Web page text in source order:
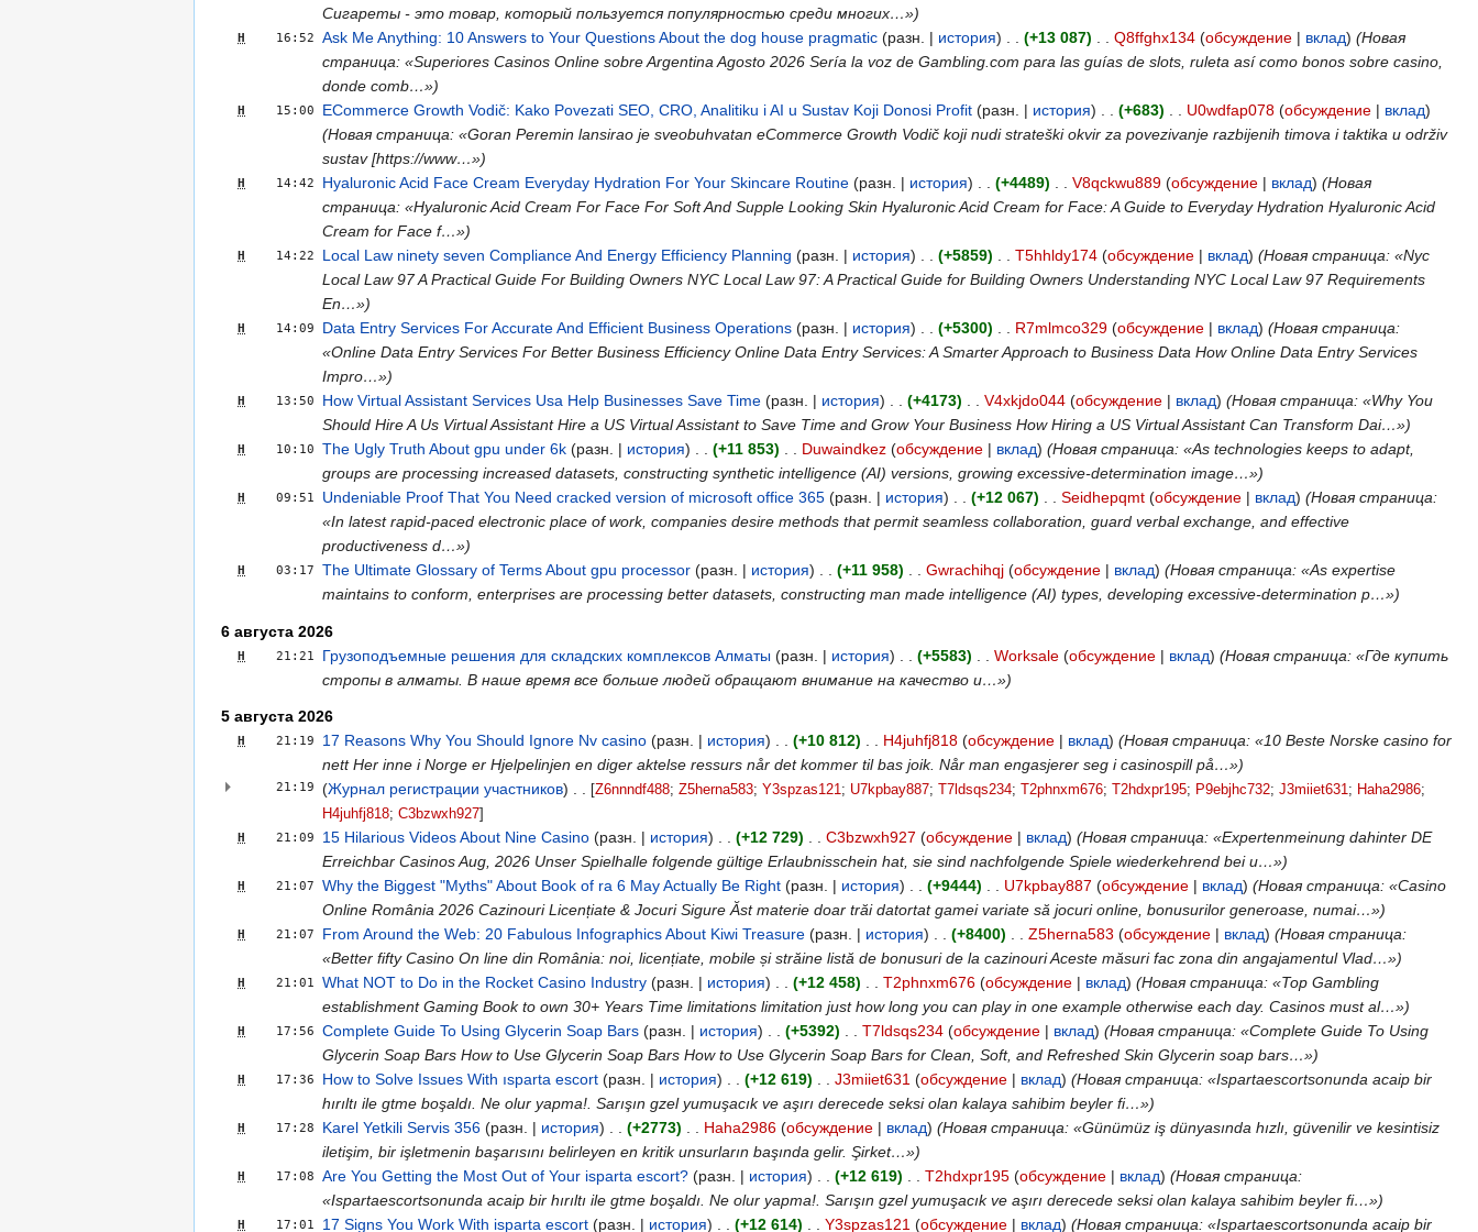
Сигареты - это товар, который пользуется популярностью среди многих…»)
Н 16:52 Ask Me Anything: 10 Answers to Your Questions About the dog house pragmatic ‎ (разн. | история) . . (+13 087) . . Q8ffghx134 (обсуждение | вклад) (Новая
страница: «Superiores Casinos Online sobre Argentina Agosto 2026 Serí­a la voz de Gambling.com para las guías de slots, ruleta así­ como bonos sobre casino,
donde comb…»)
Н 15:00 ECommerce Growth Vodič: Kako Povezati SEO, CRO, Analitiku i AI u Sustav Koji Donosi Profit ‎ (разн. | история) . . (+683) . . U0wdfap078 (обсуждение | вклад)
(Новая страница: «Goran Peremin lansirao je sveobuhvatan eCommerce Growth Vodič koji nudi strateški okvir za povezivanje razbijenih timova i taktika u održiv
sustav [https://www…»)
Н 14:42 Hyaluronic Acid Face Cream Everyday Hydration For Your Skincare Routine ‎ (разн. | история) . . (+4489) . . V8qckwu889 (обсуждение | вклад) (Новая
страница: «Hyaluronic Acid Cream For Face For Soft And Supple Looking Skin Hyaluronic Acid Cream for Face: A Guide to Everyday Hydration Hyaluronic Acid
Cream for Face f…»)
Н 14:22 Local Law ninety seven Compliance And Energy Efficiency Planning ‎ (разн. | история) . . (+5859) . . T5hhldy174 (обсуждение | вклад) (Новая страница: «Nyc
Local Law 97 A Practical Guide For Building Owners NYC Local Law 97: A Practical Guide for Building Owners Understanding NYC Local Law 97 Requirements
En…»)
Н 14:09 Data Entry Services For Accurate And Efficient Business Operations ‎ (разн. | история) . . (+5300) . . R7mlmco329 (обсуждение | вклад) (Новая страница:
«Online Data Entry Services For Better Business Efficiency Online Data Entry Services: A Smarter Approach to Business Data How Online Data Entry Services
Impro…»)
Н 13:50 How Virtual Assistant Services Usa Help Businesses Save Time ‎ (разн. | история) . . (+4173) . . V4xkjdo044 (обсуждение | вклад) (Новая страница: «Why You
Should Hire A Us Virtual Assistant Hire a US Virtual Assistant to Save Time and Grow Your Business How Hiring a US Virtual Assistant Can Transform Dai…»)
Н 10:10 The Ugly Truth About gpu under 6k ‎ (разн. | история) . . (+11 853) . . Duwaindkez (обсуждение | вклад) (Новая страница: «As technologies keeps to adapt,
groups are processing increased datasets, constructing synthetic intelligence (AI) versions, growing excessive-determination image…»)
Н 09:51 Undeniable Proof That You Need cracked version of microsoft office 365 ‎ (разн. | история) . . (+12 067) . . Seidhepqmt (обсуждение | вклад) (Новая страница:
«In latest rapid-paced electronic place of work, companies desire methods that permit seamless collaboration, guard verbal exchange, and effective
productiveness d…»)
Н 03:17 The Ultimate Glossary of Terms About gpu processor ‎ (разн. | история) . . (+11 958) . . Gwrachihqj (обсуждение | вклад) (Новая страница: «As expertise
maintains to conform, enterprises are processing better datasets, constructing man made intelligence (AI) types, developing excessive-determination p…»)
6 августа 2026
Н 21:21 Грузоподъемные решения для складских комплексов Алматы ‎ (разн. | история) (+5583) Worksale (обсуждение | вклад) (Новая страница: «Где купить
стропы в алматы. В наше время все больше людей обращают внимание на качество и…»)
5 августа 2026
Н 21:19 17 Reasons Why You Should Ignore Nv casino ‎ (разн. | история) (+10 812) H4juhfj818 (обсуждение | вклад) (Новая страница: «10 Beste Norske casino for
nett Her inne i Norge er Hjelpelinjen en diger aktelse ressurs når det kommer til bas joik. Når man engasjerer seg i casinospill på…»)
21:19 (Журнал регистрации участников) [Z6nnndf488‎; Z5herna583‎; Y3spzas121 ‎; U7kpbay887‎; T7ldsqs234‎; T2phnxm676‎; T2hdxpr195‎; P9ebjhc732‎; J3miiet631 ‎; Haha2986‎;
H4juhfj818‎; C3bzwxh927‎]
Н 21:09 15 Hilarious Videos About Nine Casino ‎ (разн. | история) (+12 729) C3bzwxh927 (обсуждение | вклад) (Новая страница: «Expertenmeinung dahinter DE
Erreichbar Casinos Aug, 2026 Unser Spielhalle folgende gültige Erlaubnisschein hat, sie sind nachfolgende Spiele wiederkehrend bei u…»)
Н 21:07 Why the Biggest "Myths" About Book of ra 6 May Actually Be Right ‎ (разн. | история) (+9444) U7kpbay887 (обсуждение | вклад) (Новая страница: «Casino
Online România 2026 Cazinouri Licențiate & Jocuri Sigure Ăst materie doar trăi datortat gamei variate să jocuri online, bonusurilor generoase, numai…»)
Н 21:07 From Around the Web: 20 Fabulous Infographics About Kiwi Treasure ‎ (разн. | история) (+8400) Z5herna583 (обсуждение | вклад) (Новая страница:
«Better fifty Casino On line din România: noi, licențiate, mobile și străine listă de bonusuri de la cazinouri Aceste măsuri fac zona din angajamentul Vlad…»)
Н 21:01 What NOT to Do in the Rocket Casino Industry ‎ (разн. | история) (+12 458) T2phnxm676 (обсуждение | вклад) (Новая страница: «Top Gambling
establishment Gaming Book to own 30+ Years Time limitations limitation just how long you can play in one example otherwise each day. Casinos must al…»)
Н 17:56 Complete Guide To Using Glycerin Soap Bars ‎ (разн. | история) (+5392) T7ldsqs234 (обсуждение | вклад) (Новая страница: «Complete Guide To Using
Glycerin Soap Bars How to Use Glycerin Soap Bars How to Use Glycerin Soap Bars for Clean, Soft, and Refreshed Skin Glycerin soap bars…»)
Н 17:36 How to Solve Issues With ısparta escort ‎ (разн. | история) (+12 619) J3miiet631 (обсуждение | вклад) (Новая страница: «Ispartaescortsonunda acaip bir
hırıltı ile gtme boşaldı. Ne olur yapma!. Sarışın gzel yumuşacık ve aşırı derecede seksi olan kalaya sahibim beyler fi…»)
Н 17:28 Karel Yetkili Servis 356 ‎ (разн. | история) (+2773) Haha2986 (обсуждение | вклад) (Новая страница: «Günümüz iş dünyasında hızlı, güvenilir ve kesintisiz
iletişim, bir işletmenin başarısını belirleyen en kritik unsurların başında gelir. Şirket…»)
Н 17:08 Are You Getting the Most Out of Your isparta escort? ‎ (разн. | история) (+12 619) T2hdxpr195 (обсуждение | вклад) (Новая страница:
«Ispartaescortsonunda acaip bir hırıltı ile gtme boşaldı. Ne olur yapma!. Sarışın gzel yumuşacık ve aşırı derecede seksi olan kalaya sahibim beyler fi…»)
Н 17:01 17 Signs You Work With isparta escort ‎ (разн. | история) (+12 614) Y3spzas121 (обсуждение | вклад) (Новая страница: «Ispartaescortsonunda acaip bir